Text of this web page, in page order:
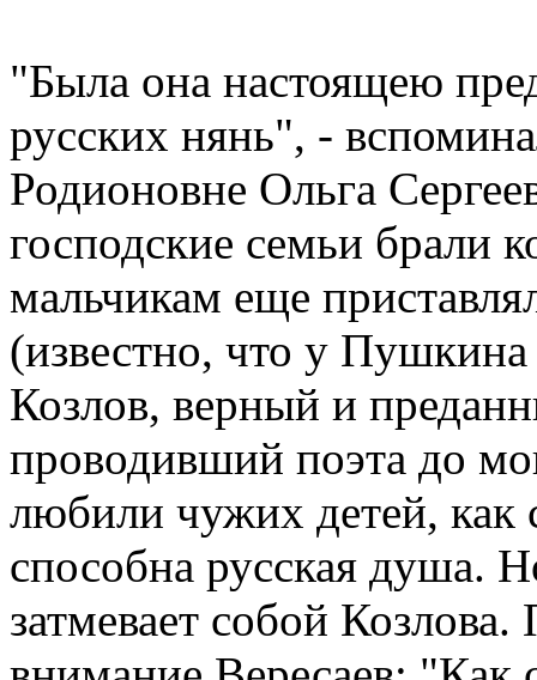
"Была она настоящею
русских нянь", -
Родионовне Ольга
господские семьи брали
мальчикам еще
(известно, что у
Козлов, верный и
проводивший поэта до
любили чужих детей, как
способна русская душа.
затмевает собой